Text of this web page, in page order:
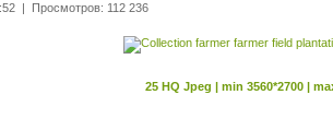
| Просмотров: 112 236
25 HQ Jpeg | min 3560*2700 |